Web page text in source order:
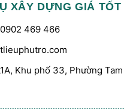
XÂY DỰNG GIÁ TỐT
0902 469 466
Khu phố 33, Phường